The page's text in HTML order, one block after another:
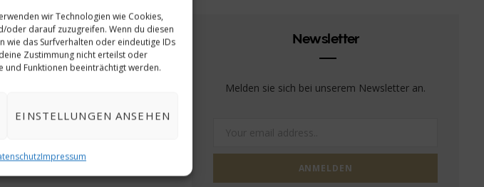
wir Technologien wie Cookies,
darauf zuzugreifen. Wenn du diesen
wie das Surfverhalten oder eindeutige IDs
Zustimmung nicht erteilst oder
und Funktionen beeinträchtigt werden.
EINSTELLUNGEN ANSEHEN
Impressum
im Schlossensemble
Board-Meeting bis zur
Dabei ist die
Charakter zu
schafft
ist.
Newsletter
Melden sie sich bei unserem Newsletter an.